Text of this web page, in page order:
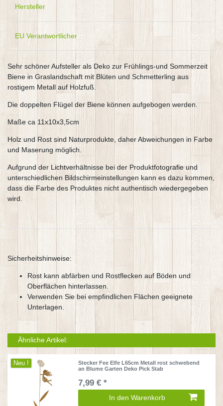
Hersteller
EU Verantwortlicher
Sehr schöner Aufsteller als Deko zur Frühlings-und Sommerzeit
Biene in Graslandschaft mit Blüten und Schmetterling aus
rostigem Metall auf Holzfuß.
Die doppelten Flügel der Biene können aufgebogen werden.
Maße ca 11x10x3,5cm
Holz und Rost sind Naturprodukte, daher Abweichungen in Farbe
und Maserung möglich.
Aufgrund der Lichtverhältnisse bei der Produktfotografie und
unterschiedlichen Bildschirmeinstellungen kann es dazu kommen,
dass die Farbe des Produktes nicht authentisch wiedergegeben
wird.
Sicherheitshinweise:
Rost kann abfärben und Rostflecken auf Böden und
Oberflächen hinterlassen.
Verwenden Sie bei empfindlichen Flächen geeignete
Unterlagen.
Ähnliche Artikel:
Neu !
Stecker Fee Elfe L65cm Metall rost schwebend
an Blume Garten Deko Pick Stab
7,99 € *
In den Warenkorb